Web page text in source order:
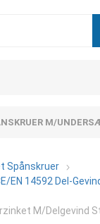
POZIDRIV Z ELFORZINKET M/DELGEVIND STÅL CE/EN 14592 3,5X40/24-Z (1000
Spånskruer
14592 Del-
M/Delgevind